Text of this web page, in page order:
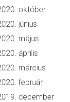
október
június
május
április
március
február
december